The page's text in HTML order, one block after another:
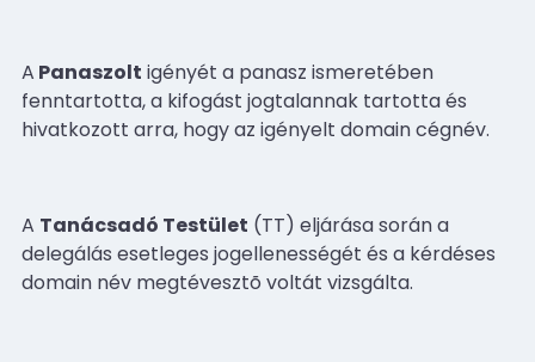
A Panaszolt igényét a panasz ismeretében
fenntartotta, a kifogást jogtalannak tartotta és
hivatkozott arra, hogy az igényelt domain cégnév.
A Tanácsadó Testület (TT) eljárása során a
delegálás esetleges jogellenességét és a kérdéses
domain név megtévesztõ voltát vizsgálta.